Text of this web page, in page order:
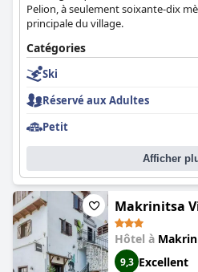
Pelion, à seulement soixante-dix
principale du village.
Catégories
Ski
Réservé aux Adultes
Petit
Afficher
Makrinitsa
Hôtel à
9,3 Excellent